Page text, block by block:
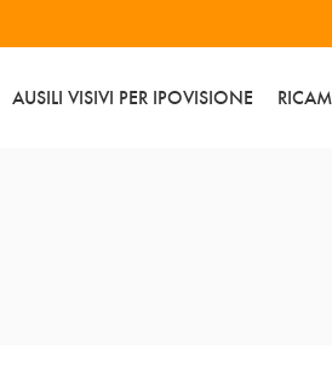
AUSILI VISIVI PER IPOVISIONE